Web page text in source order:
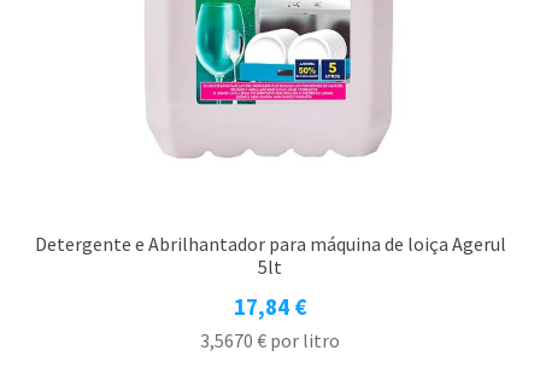
Detergente e Abrilhantador para máquina de loiça Agerul
5lt
17,84 €
3,5670 € por litro